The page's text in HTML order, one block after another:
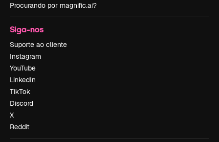
Procurando por magnific.ai?
Siga-nos
Suporte ao cliente
Instagram
YouTube
LinkedIn
TikTok
Discord
X
Reddit